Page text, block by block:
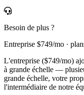
Besoin de plus ?
Entreprise $749/mo ·
L'entreprise ($749/mo)
à grande échelle —
grande échelle, votre
l'intermédiaire de notre